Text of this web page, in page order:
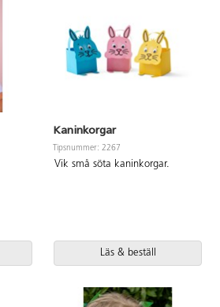
Kaninkorgar
Tipsnummer: 2267
Vik små söta kaninkorgar.
Läs & beställ